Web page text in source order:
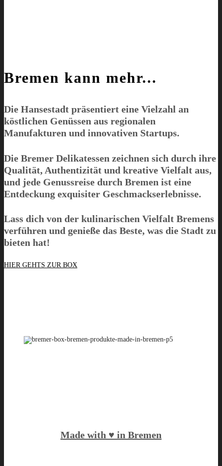
Bremen kann mehr...
Die Hansestadt präsentiert eine Vielzahl an
köstlichen Genüssen aus regionalen
Manufakturen und innovativen Startups.
Die Bremer Delikatessen zeichnen sich durch ihre
Qualität, Authentizität und kreative Vielfalt aus,
und jede Genussreise durch Bremen ist eine
Entdeckung exquisiter Geschmackserlebnisse.
Lass dich von der kulinarischen Vielfalt Bremens
verführen und genieße das Beste, was die Stadt zu
bieten hat!
HIER GEHTS ZUR BOX
Made with ♥️ in Bremen